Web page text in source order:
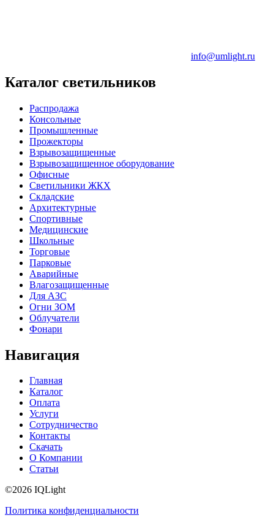
info@umlight.ru
Каталог светильников
Распродажа
Консольные
Промышленные
Прожекторы
Взрывозащищенные
Взрывозащищенное оборудование
Офисные
Cветильники ЖКХ
Складские
Архитектурные
Спортивные
Медицинские
Школьные
Торговые
Парковые
Аварийные
Влагозащищенные
Для АЗС
Огни ЗОМ
Облучатели
Фонари
Навигация
Главная
Каталог
Оплата
Услуги
Сотрудничество
Контакты
Скачать
О Компании
Статьи
©2026 IQLight
Политика конфиденциальности